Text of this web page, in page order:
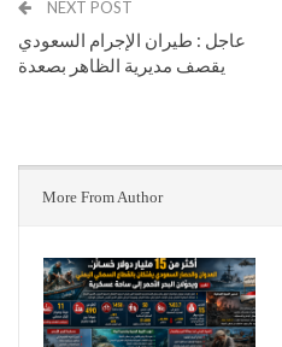
NEXT POST
عاجل : طيران الإجرام السعودي
يقصف مديرية الظاهر بصعدة
More From Author